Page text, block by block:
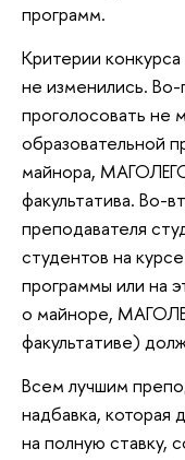
программ.
Критерии
не изменились.
проголосовать не
образовательной
майнора,
факультатива. Во-
преподавателя
студентов на
программы или на
о майноре,
факультативе)
Всем лучшим
надбавка, которая
на полную ставку,